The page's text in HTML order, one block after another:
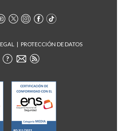
PROTECCIÓN DE DATOS